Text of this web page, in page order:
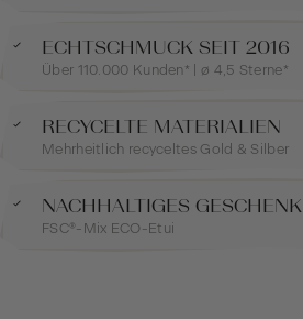
ECHTSCHMUCK SEIT 2016
Über 110.000 Kunden* | ø 4,5 Sterne*
RECYCELTE MATERIALIEN
Mehrheitlich recyceltes Gold & Silber
NACHHALTIGES GESCHENK
FSC®-Mix ECO-Etui